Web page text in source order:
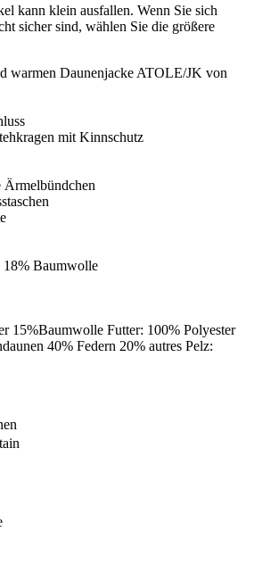
kann klein ausfallen. Wenn Sie sich
sicher sind, wählen Sie die größere
warmen Daunenjacke ATOLE/JK von
mit Kinnschutz
Ärmelbündchen
18% Baumwolle
15%Baumwolle Futter: 100% Polyester
40% Federn 20% autres Pelz: